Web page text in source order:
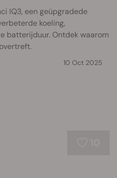
IQ3, een geüpgradede
koeling,
batterijduur. Ontdek waarom
10 Oct 2025